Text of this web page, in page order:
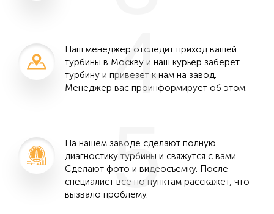
Наш менеджер отследит приход вашей
турбины в Москву и наш курьер заберет
турбину и привезет к нам на завод.
Менеджер вас проинформирует об этом.
4
На нашем заводе сделают полную
диагностику турбины и свяжутся с вами.
Сделают фото и видеосъемку. После
специалист все по пунктам расскажет, что
вызвало проблему.
5